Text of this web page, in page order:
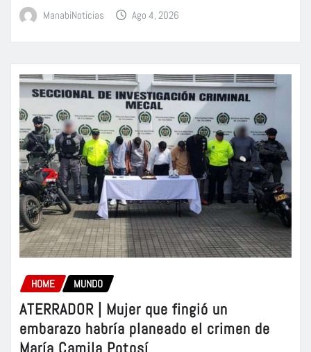
ManabiNoticias Ago 4, 2026
HOME MUNDO
ATERRADOR | Mujer que fingió un
embarazo habría planeado el crimen de
María Camila Potosí